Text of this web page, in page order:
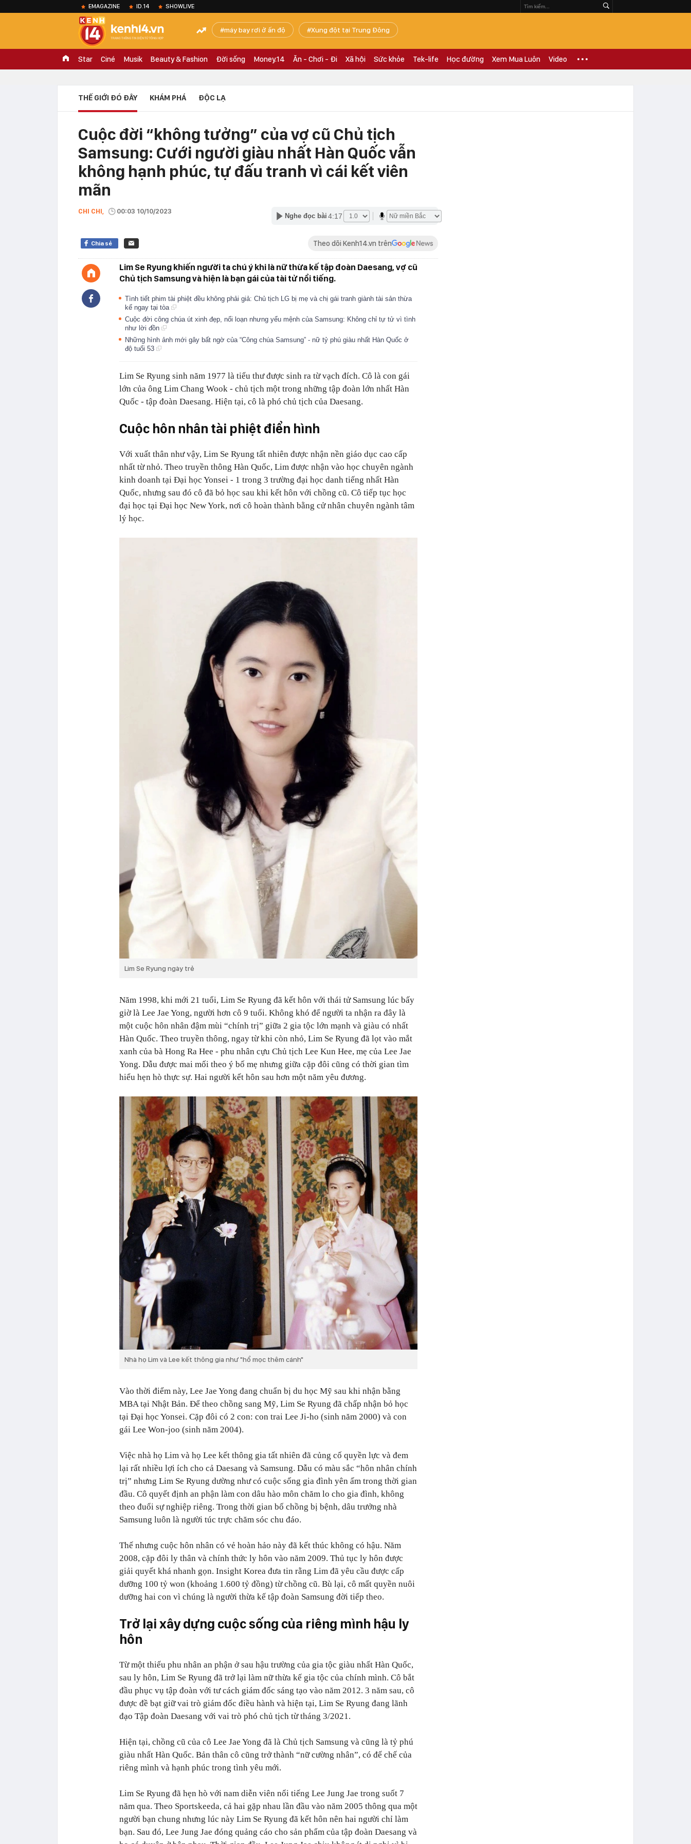
EMAGAZINE ID.14 SHOWLIVE
máy bay rơi ở ấn độ Xung đột tại Trung Đông
Star Ciné Musik Beauty & Fashion Đời sống Money.14 Ăn - Chơi - Đi Xã hội Sức khỏe Tek-life Học đường Xem Mua Luôn Video
THẾ GIỚI ĐÓ ĐÂY KHÁM PHÁ ĐỘC LẠ
Cuộc đời “không tưởng” của vợ cũ Chủ tịch
Samsung: Cưới người giàu nhất Hàn Quốc vẫn
không hạnh phúc, tự đấu tranh vì cái kết viên
mãn
CHI CHI, 00:03 10/10/2023
Nghe đọc bài 4:17
Chia sẻ Theo dõi Kenh14.vn trên
Lim Se Ryung khiến người ta chú ý khi là nữ thừa kế tập đoàn Daesang, vợ cũ
Chủ tịch Samsung và hiện là bạn gái của tài tử nổi tiếng.
Tình tiết phim tài phiệt đều không phải giả: Chủ tịch LG bị mẹ và chị gái tranh giành tài sản thừa
kế ngay tại tòa
Cuộc đời công chúa út xinh đẹp, nổi loạn nhưng yểu mệnh của Samsung: Không chỉ tự tử vì tình
như lời đồn
Những hình ảnh mới gây bất ngờ của “Công chúa Samsung” - nữ tỷ phú giàu nhất Hàn Quốc ở
độ tuổi 53
Lim Se Ryung sinh năm 1977 là tiểu thư được sinh ra từ vạch đích. Cô là con gái
lớn của ông Lim Chang Wook - chủ tịch một trong những tập đoàn lớn nhất Hàn
Quốc - tập đoàn Daesang. Hiện tại, cô là phó chủ tịch của Daesang.
Cuộc hôn nhân tài phiệt điển hình
Với xuất thân như vậy, Lim Se Ryung tất nhiên được nhận nền giáo dục cao cấp
nhất từ nhỏ. Theo truyền thông Hàn Quốc, Lim được nhận vào học chuyên ngành
kinh doanh tại Đại học Yonsei - 1 trong 3 trường đại học danh tiếng nhất Hàn
Quốc, nhưng sau đó cô đã bỏ học sau khi kết hôn với chồng cũ. Cô tiếp tục học
đại học tại Đại học New York, nơi cô hoàn thành bằng cử nhân chuyên ngành tâm
lý học.
Lim Se Ryung ngày trẻ
Năm 1998, khi mới 21 tuổi, Lim Se Ryung đã kết hôn với thái tử Samsung lúc bấy
giờ là Lee Jae Yong, người hơn cô 9 tuổi. Không khó để người ta nhận ra đây là
một cuộc hôn nhân đậm mùi “chính trị” giữa 2 gia tộc lớn mạnh và giàu có nhất
Hàn Quốc. Theo truyền thông, ngay từ khi còn nhỏ, Lim Se Ryung đã lọt vào mắt
xanh của bà Hong Ra Hee - phu nhân cựu Chủ tịch Lee Kun Hee, mẹ của Lee Jae
Yong. Dẫu được mai mối theo ý bố mẹ nhưng giữa cặp đôi cũng có thời gian tìm
hiểu hẹn hò thực sự. Hai người kết hôn sau hơn một năm yêu đương.
Nhà họ Lim và Lee kết thông gia như "hổ mọc thêm cánh"
Vào thời điểm này, Lee Jae Yong đang chuẩn bị du học Mỹ sau khi nhận bằng
MBA tại Nhật Bản. Để theo chồng sang Mỹ, Lim Se Ryung đã chấp nhận bỏ học
tại Đại học Yonsei. Cặp đôi có 2 con: con trai Lee Ji-ho (sinh năm 2000) và con
gái Lee Won-joo (sinh năm 2004).
Việc nhà họ Lim và họ Lee kết thông gia tất nhiên đã củng cố quyền lực và đem
lại rất nhiều lợi ích cho cả Daesang và Samsung. Dẫu có màu sắc “hôn nhân chính
trị” nhưng Lim Se Ryung dường như có cuộc sống gia đình yên ấm trong thời gian
đầu. Cô quyết định an phận làm con dâu hào môn chăm lo cho gia đình, không
theo đuổi sự nghiệp riêng. Trong thời gian bố chồng bị bệnh, dâu trưởng nhà
Samsung luôn là người túc trực chăm sóc chu đáo.
Thế nhưng cuộc hôn nhân có vẻ hoàn hảo này đã kết thúc không có hậu. Năm
2008, cặp đôi ly thân và chính thức ly hôn vào năm 2009. Thủ tục ly hôn được
giải quyết khá nhanh gọn. Insight Korea đưa tin rằng Lim đã yêu cầu được cấp
dưỡng 100 tỷ won (khoảng 1.600 tỷ đồng) từ chồng cũ. Bù lại, cô mất quyền nuôi
dưỡng hai con vì chúng là người thừa kế tập đoàn Samsung đời tiếp theo.
Trở lại xây dựng cuộc sống của riêng mình hậu ly
hôn
Từ một thiếu phu nhân an phận ở sau hậu trường của gia tộc giàu nhất Hàn Quốc,
sau ly hôn, Lim Se Ryung đã trở lại làm nữ thừa kế gia tộc của chính mình. Cô bắt
đầu phục vụ tập đoàn với tư cách giám đốc sáng tạo vào năm 2012. 3 năm sau, cô
được đề bạt giữ vai trò giám đốc điều hành và hiện tại, Lim Se Ryung đang lãnh
đạo Tập đoàn Daesang với vai trò phó chủ tịch từ tháng 3/2021.
Hiện tại, chồng cũ của cô Lee Jae Yong đã là Chủ tịch Samsung và cũng là tỷ phú
giàu nhất Hàn Quốc. Bản thân cô cũng trở thành “nữ cường nhân”, có đế chế của
riêng mình và hạnh phúc trong tình yêu mới.
Lim Se Ryung đã hẹn hò với nam diễn viên nổi tiếng Lee Jung Jae trong suốt 7
năm qua. Theo Sportskeeda, cả hai gặp nhau lần đầu vào năm 2005 thông qua một
người bạn chung nhưng lúc này Lim Se Ryung đã kết hôn nên hai người chỉ làm
bạn. Sau đó, Lee Jung Jae đóng quảng cáo cho sản phẩm của tập đoàn Daesang và